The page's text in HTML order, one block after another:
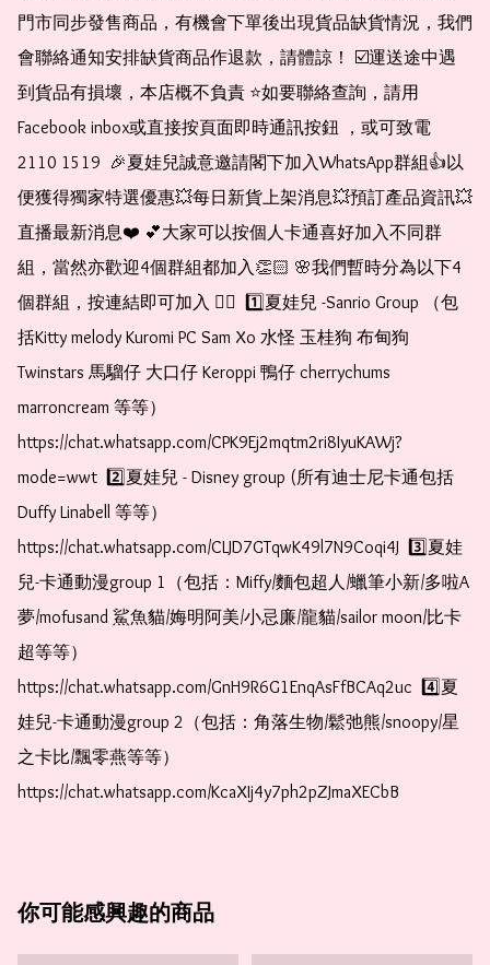
門市同步發售商品，有機會下單後出現貨品缺貨情況，我們
會聯絡通知安排缺貨商品作退款，請體諒！ ☑️運送途中遇
到貨品有損壞，本店概不負責 ⭐️如要聯絡查詢，請用
Facebook inbox或直接按頁面即時通訊按鈕 ，或可致電
2110 1519  🎉夏娃兒誠意邀請閣下加入WhatsApp群組👍以
便獲得獨家特選優惠💥每日新貨上架消息💥預訂產品資訊💥
直播最新消息❤️ 💕大家可以按個人卡通喜好加入不同群
組，當然亦歡迎4個群組都加入👏🏻 🌸我們暫時分為以下4
個群組，按連結即可加入 👇🏻  1️⃣夏娃兒 -Sanrio Group （包
括Kitty melody Kuromi PC Sam Xo 水怪 玉桂狗 布甸狗
Twinstars 馬騮仔 大口仔 Keroppi 鴨仔 cherrychums
marroncream 等等）
https://chat.whatsapp.com/CPK9Ej2mqtm2ri8IyuKAWj?
mode=wwt  2️⃣夏娃兒 - Disney group (所有迪士尼卡通包括
Duffy Linabell 等等）
https://chat.whatsapp.com/CLJD7GTqwK49l7N9Coqi4J  3️⃣夏娃
兒-卡通動漫group 1（包括：Miffy/麵包超人/蠟筆小新/多啦A
夢/mofusand 鯊魚貓/娒明阿美/小忌廉/龍貓/sailor moon/比卡
超等等）
https://chat.whatsapp.com/GnH9R6G1EnqAsFfBCAq2uc  4️⃣夏
娃兒-卡通動漫group 2（包括：角落生物/鬆弛熊/snoopy/星
之卡比/飄零燕等等）
https://chat.whatsapp.com/KcaXIj4y7ph2pZJmaXECbB
你可能感興趣的商品